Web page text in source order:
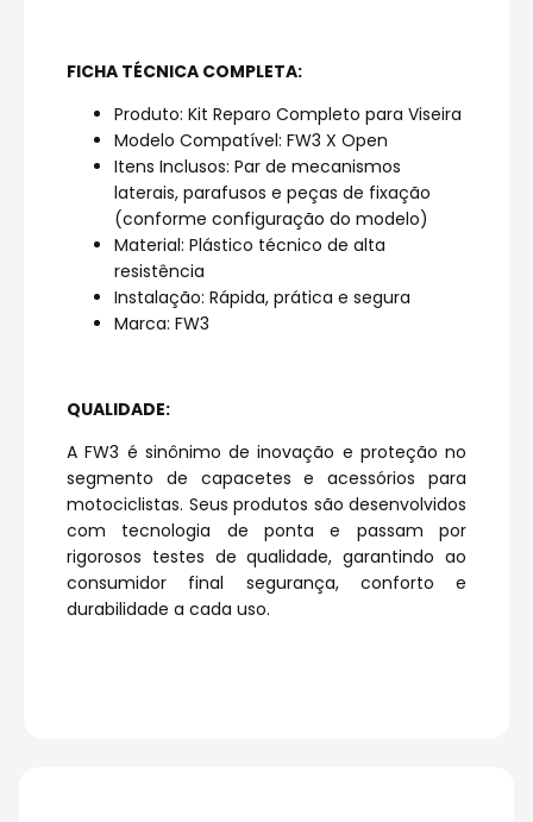
FICHA TÉCNICA COMPLETA:
Produto: Kit Reparo Completo para Viseira
Modelo Compatível: FW3 X Open
Itens Inclusos: Par de mecanismos
laterais, parafusos e peças de fixação
(conforme configuração do modelo)
Material: Plástico técnico de alta
resistência
Instalação: Rápida, prática e segura
Marca: FW3
QUALIDADE:
A FW3 é sinônimo de inovação e proteção no
segmento de capacetes e acessórios para
motociclistas. Seus produtos são desenvolvidos
com tecnologia de ponta e passam por
rigorosos testes de qualidade, garantindo ao
consumidor final segurança, conforto e
durabilidade a cada uso.